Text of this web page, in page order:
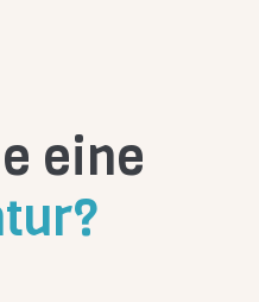
eine